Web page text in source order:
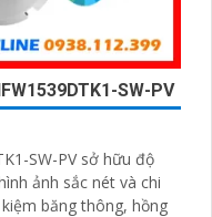
SW-PV
SW-PV sở hữu độ
ảnh sắc nét và chi
băng thông, hồng